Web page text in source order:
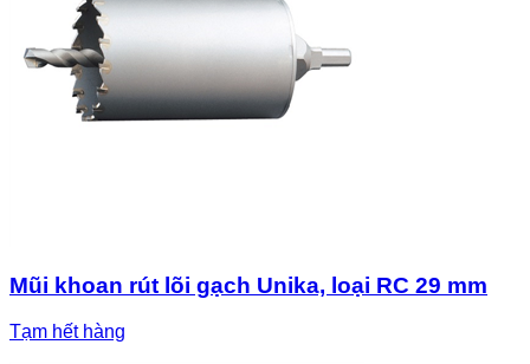
Mũi khoan rút lõi gạch Unika, loại RC 29 mm
Tạm hết hàng